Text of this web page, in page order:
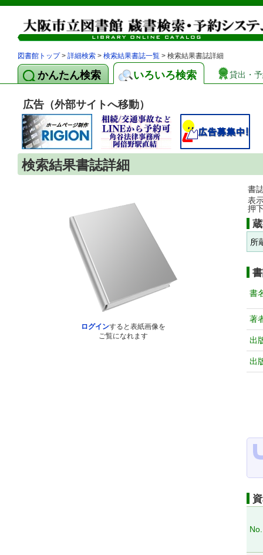
図書館トップ> 詳細検索 > 検索結果書誌一覧 > 検索結果書誌詳細
かんたん検索 いろいろ検索 貸出・
広告（外部サイトへ移動）
検索結果書誌詳細
ログインすると表紙画像を
ご覧になれます
書
表
押
所
書
著
出
出
No.